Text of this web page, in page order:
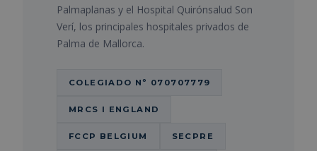
Palmaplanas y el Hospital Quirónsalud Son
Verí, los principales hospitales privados de
Palma de Mallorca.
COLEGIADO Nº 070707779
MRCS I ENGLAND
FCCP BELGIUM SECPRE